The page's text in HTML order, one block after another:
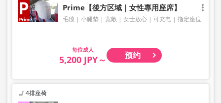
Prime【後方区域｜女性專用座席】
毛毯 小腿垫 宽敞 女士放心 可充电 指定座位
成人
5,200 JPY～ 预约
4排座椅